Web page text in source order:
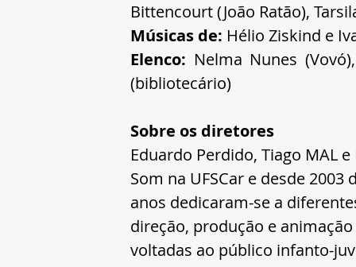
Bittencourt (João Ratão),
Músicas de: Hélio Ziskind e
Elenco: Nelma Nunes
(bibliotecário)
Sobre os diretores
Eduardo Perdido, Tiago MAL
Som na UFSCar e desde
anos dedicaram-se a
direção, produção e
voltadas ao público infanto-